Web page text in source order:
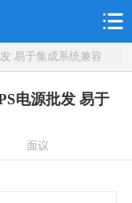
易于集成系统兼容
电源批发 易于
面议